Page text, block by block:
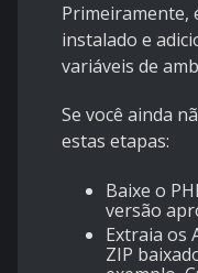
Primeiramente,
instalado e
variáveis de
Se você ainda
estas etapas:
Baixe o
versão
Extraia os
ZIP